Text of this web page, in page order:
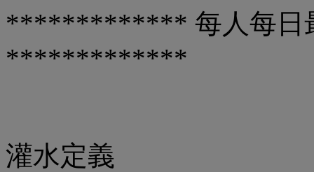
************* 每人每日
*************
灌水定義